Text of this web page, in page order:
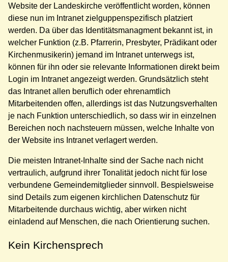
Website der Landeskirche veröffentlicht worden, können
diese nun im Intranet zielguppenspezifisch platziert
werden. Da über das Identitätsmanagment bekannt ist, in
welcher Funktion (z.B. Pfarrerin, Presbyter, Prädikant oder
Kirchenmusikerin) jemand im Intranet unterwegs ist,
können für ihn oder sie relevante Informationen direkt beim
Login im Intranet angezeigt werden. Grundsätzlich steht
das Intranet allen beruflich oder ehrenamtlich
Mitarbeitenden offen, allerdings ist das Nutzungsverhalten
je nach Funktion unterschiedlich, so dass wir in einzelnen
Bereichen noch nachsteuern müssen, welche Inhalte von
der Website ins Intranet verlagert werden.
Die meisten Intranet-Inhalte sind der Sache nach nicht
vertraulich, aufgrund ihrer Tonalität jedoch nicht für lose
verbundene Gemeindemitglieder sinnvoll. Bespielsweise
sind Details zum eigenen kirchlichen Datenschutz für
Mitarbeitende durchaus wichtig, aber wirken nicht
einladend auf Menschen, die nach Orientierung suchen.
Kein Kirchensprech